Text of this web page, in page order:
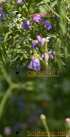
Boutique
ON SÈME !
Soutenez-